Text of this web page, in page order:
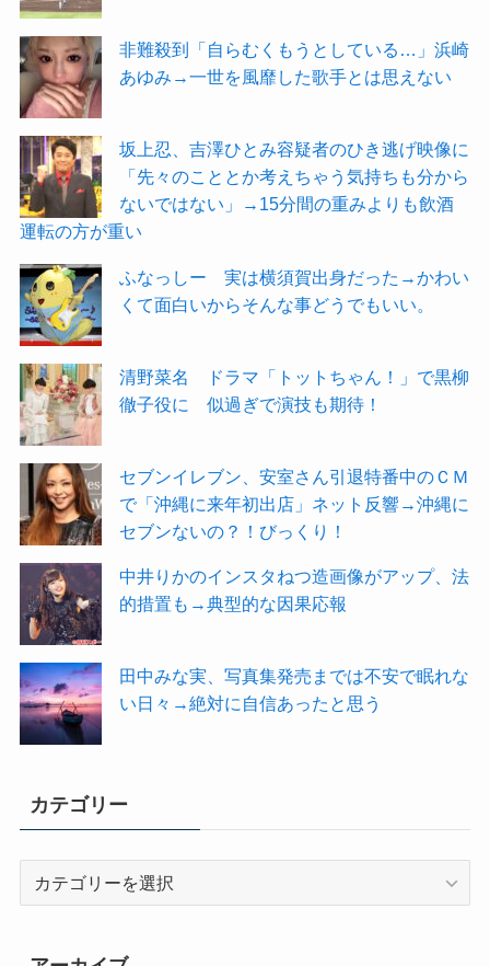
非難殺到「自らむくもうとしている…」浜崎
あゆみ→一世を風靡した歌手とは思えない
坂上忍、吉澤ひとみ容疑者のひき逃げ映像に
「先々のこととか考えちゃう気持ちも分から
ないではない」→15分間の重みよりも飲酒
運転の方が重い
ふなっしー 実は横須賀出身だった→かわい
くて面白いからそんな事どうでもいい。
清野菜名 ドラマ「トットちゃん！」で黒柳
徹子役に 似過ぎで演技も期待！
セブンイレブン、安室さん引退特番中のＣＭ
で「沖縄に来年初出店」ネット反響→沖縄に
セブンないの？！びっくり！
中井りかのインスタねつ造画像がアップ、法
的措置も→典型的な因果応報
田中みな実、写真集発売までは不安で眠れな
い日々→絶対に自信あったと思う
カテゴリー
リ